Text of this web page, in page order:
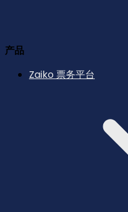
产品
Zaiko 票务平台